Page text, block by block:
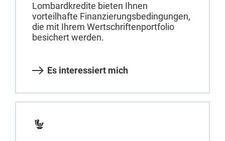
Lombardkredite bieten Ihnen
vorteilhafte Finanzierungsbedingungen,
die mit Ihrem Wertschriftenportfolio
besichert werden.
Es interessiert mich